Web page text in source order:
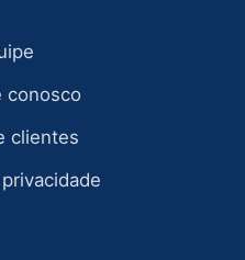
conosco
clientes